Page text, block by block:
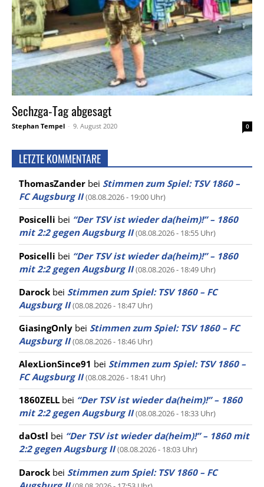
Sechzga-Tag abgesagt
Stephan Tempel - 9. August 2020 0
LETZTE KOMMENTARE
ThomasZander bei Stimmen zum Spiel: TSV 1860 –
FC Augsburg II (08.08.2026 - 19:00 Uhr)
Posicelli bei “Der TSV ist wieder da(heim)!” – 1860
mit 2:2 gegen Augsburg II (08.08.2026 - 18:55 Uhr)
Posicelli bei “Der TSV ist wieder da(heim)!” – 1860
mit 2:2 gegen Augsburg II (08.08.2026 - 18:49 Uhr)
Darock bei Stimmen zum Spiel: TSV 1860 – FC
Augsburg II (08.08.2026 - 18:47 Uhr)
GiasingOnly bei Stimmen zum Spiel: TSV 1860 – FC
Augsburg II (08.08.2026 - 18:46 Uhr)
AlexLionSince91 bei Stimmen zum Spiel: TSV 1860 –
FC Augsburg II (08.08.2026 - 18:41 Uhr)
1860ZELL bei “Der TSV ist wieder da(heim)!” – 1860
mit 2:2 gegen Augsburg II (08.08.2026 - 18:33 Uhr)
daOstl bei “Der TSV ist wieder da(heim)!” – 1860 mit
2:2 gegen Augsburg II (08.08.2026 - 18:03 Uhr)
Darock bei Stimmen zum Spiel: TSV 1860 – FC